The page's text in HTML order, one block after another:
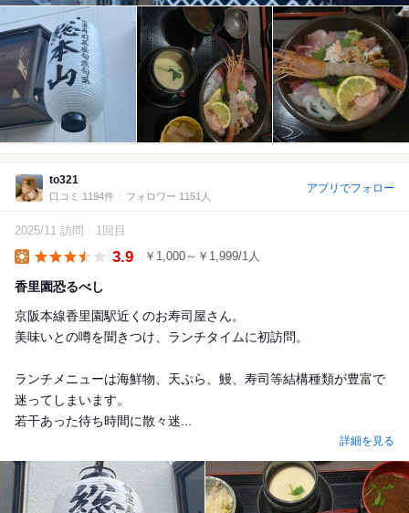
to321
口コミ 1194件 フォロワー 1151人
アプリでフォロー
2025/11 訪問 1回目
3.9 ￥1,000～￥1,999/1人
香里園恐るべし
京阪本線香里園駅近くのお寿司屋さん。
美味いとの噂を聞きつけ、ランチタイムに初訪問。
ランチメニューは海鮮物、天ぷら、鰻、寿司等結構種類が豊富で
迷ってしまいます。
若干あった待ち時間に散々迷...
詳細を見る